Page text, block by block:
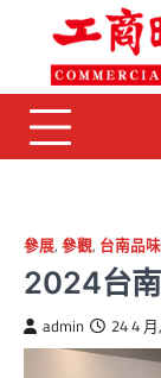
參展, 參觀, 台南品
2024台
admin 24 4